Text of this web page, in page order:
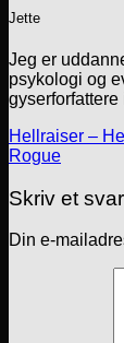
Jette
Jeg er
psykologi og
Hellraiser –
Rogue
Skriv et svar
Din e-